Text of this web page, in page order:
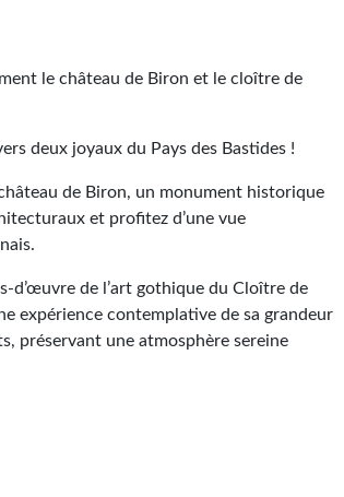
le château de Biron et le cloître de
deux joyaux du Pays des Bastides !
de Biron, un monument historique
et profitez d’une vue
d’œuvre de l’art gothique du Cloître de
expérience contemplative de sa grandeur
préservant une atmosphère sereine